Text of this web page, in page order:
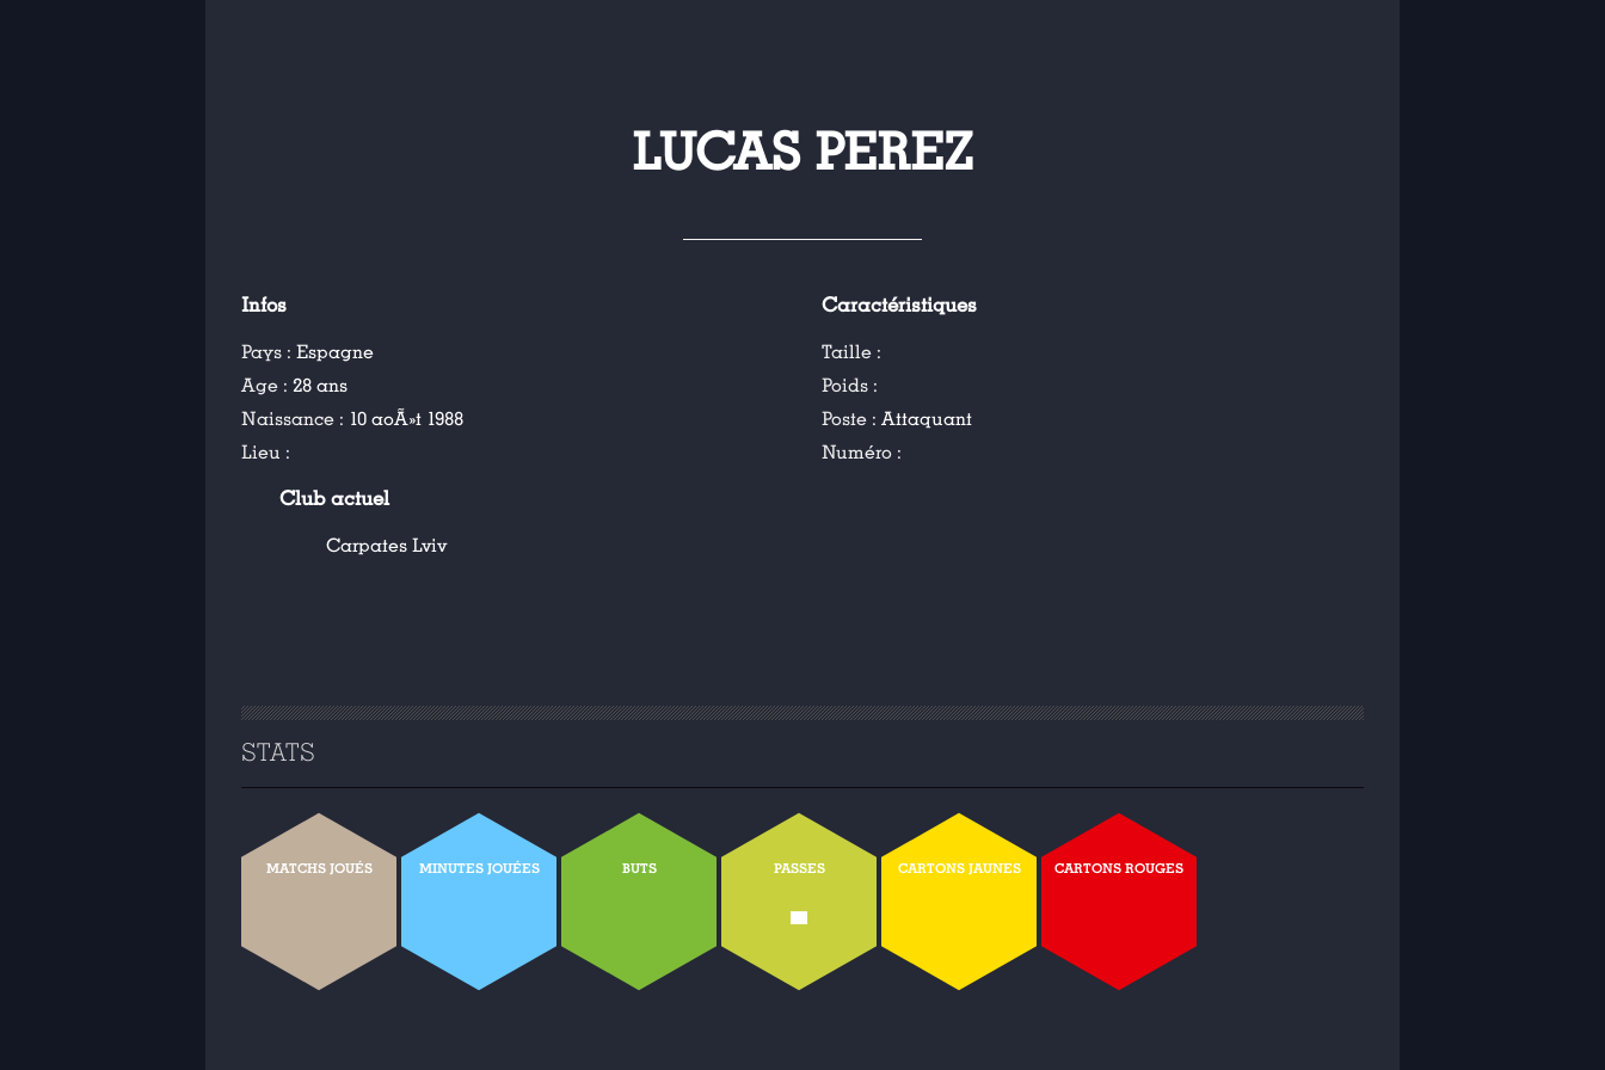
LUCAS PEREZ
Infos
Pays : Espagne
Age : 28 ans
Naissance : 10 aoÃ»t 1988
Lieu :
Caractéristiques
Taille :
Poids :
Poste :Attaquant
Numéro :
Club actuel
Carpates Lviv
STATS
MATCHS JOUÉS MINUTES JOUÉES BUTS PASSES
-
CARTONS JAUNES CARTONS ROUGES